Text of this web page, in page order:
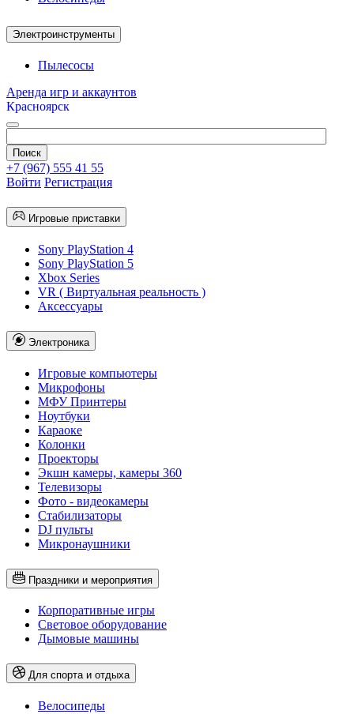
Электроинструменты
Пылесосы
Аренда игр и аккаунтов
Красноярск
+7 (967) 555 41 55
Войти Регистрация
Игровые приставки
Sony PlayStation 4
Sony PlayStation 5
Xbox Series
VR ( Виртуальная реальность )
Аксессуары
Электроника
Игровые компьютеры
Микрофоны
МФУ Принтеры
Ноутбуки
Караоке
Колонки
Проекторы
Экшн камеры, камеры 360
Телевизоры
Фото - видеокамеры
Стабилизаторы
DJ пульты
Микронаушники
Праздники и мероприятия
Корпоративные игры
Световое оборудование
Дымовые машины
Для спорта и отдыха
Велосипеды